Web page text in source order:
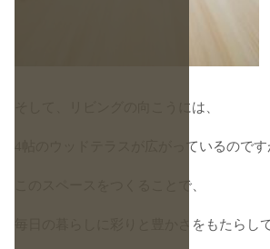
そして、リビングの向こうには、
4帖のウッドテラスが広がっているのです
このスペースをつくることで、
毎日の暮らしに彩りと豊かさをもたらし